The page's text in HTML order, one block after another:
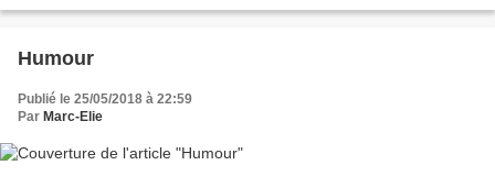
Humour
Publié le 25/05/2018 à 22:59
Par Marc-Elie